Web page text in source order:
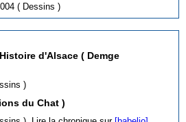
/ Nov 2004 ( Dessins )
d'Alsace ( Demge
( Dessins )
du Chat )